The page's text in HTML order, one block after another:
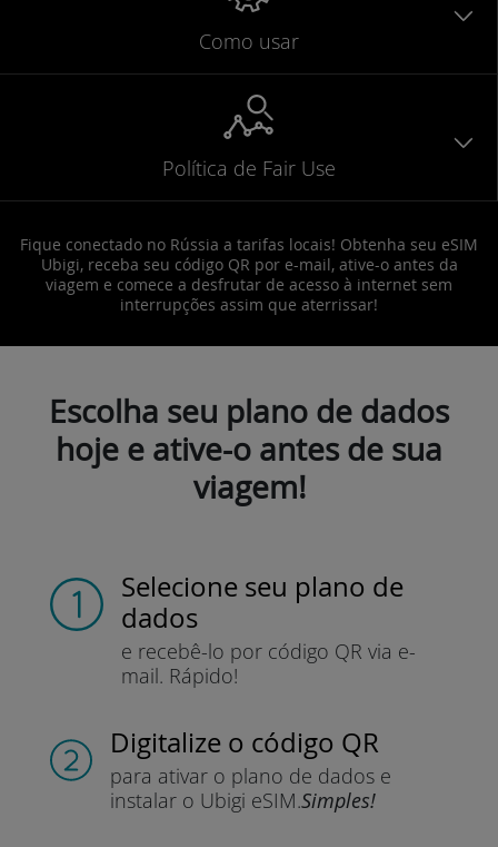
Como usar
Política de Fair Use
Fique conectado no Rússia a tarifas locais! Obtenha seu eSIM
Ubigi, receba seu código QR por e-mail, ative-o antes da
viagem e comece a desfrutar de acesso à internet sem
interrupções assim que aterrissar!
Escolha seu plano de dados
hoje e ative-o antes de sua
viagem!
Selecione seu plano de
dados
e recebê-lo por código QR via e-
mail. Rápido!
Digitalize o código QR
para ativar o plano de dados e
instalar o Ubigi eSIM.Simples!